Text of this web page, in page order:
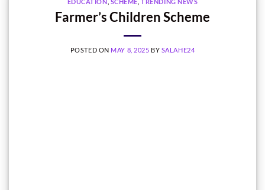
Farmer’s Children Scheme
POSTED ON MAY 8, 2025 BY SALAHE24